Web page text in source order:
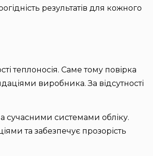
результатів для кожного
теплоносія. Саме тому повірка
виробника. За відсутності
сучасними системами обліку.
та забезпечує прозорість